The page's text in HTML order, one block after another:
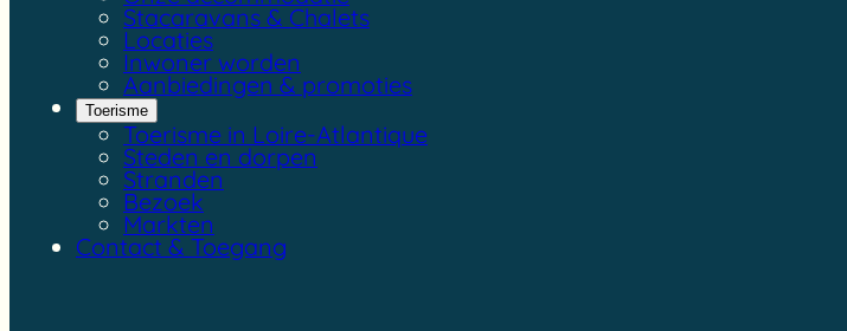
Stacaravans & Chalets
Locaties
Inwoner worden
Aanbiedingen & promoties
Toerisme
Toerisme in Loire-Atlantique
Steden en dorpen
Stranden
Bezoek
Markten
Contact & Toegang